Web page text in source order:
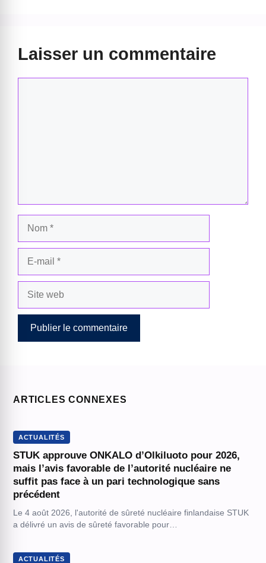
Laisser un commentaire
ARTICLES CONNEXES
ACTUALITÉS
STUK approuve ONKALO d’Olkiluoto pour 2026,
mais l’avis favorable de l’autorité nucléaire ne
suffit pas face à un pari technologique sans
précédent
Le 4 août 2026, l'autorité de sûreté nucléaire finlandaise STUK
a délivré un avis de sûreté favorable pour…
ACTUALITÉS